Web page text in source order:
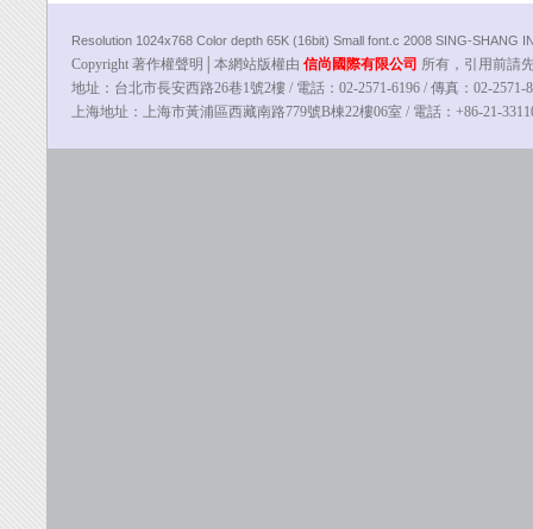
Resolution 1024x768 Color depth 65K (16bit) Small font.c 2008 SING-SHANG
Copyright 著作權聲明│本網站版權由 信尚國際有限公司 所有，引用前請
地址：台北市長安西路26巷1號2樓 / 電話：02-2571-6196 / 傳真：02-2571-
上海地址：上海市黃浦區西藏南路779號B棟22樓06室 / 電話： +86-21-